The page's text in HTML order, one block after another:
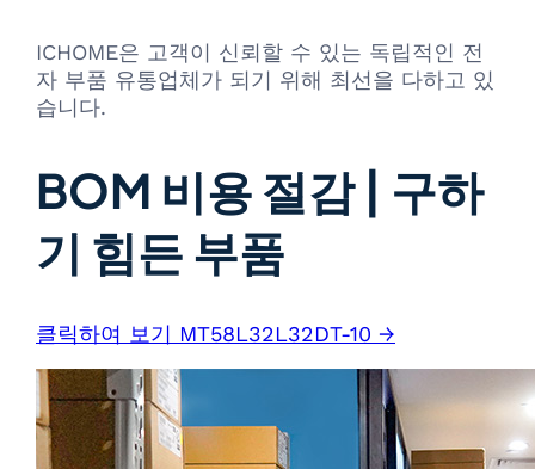
ICHOME은 고객이 신뢰할 수 있는 독립적인 전
자 부품 유통업체가 되기 위해 최선을 다하고 있
습니다.
BOM 비용 절감 | 구하
기 힘든 부품
클릭하여 보기 MT58L32L32DT-10 →